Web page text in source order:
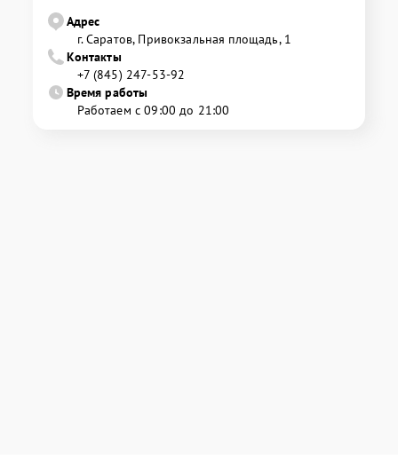
Адрес
г. Саратов, Привокзальная площадь, 1
Контакты
+7 (845) 247-53-92
Время работы
Работаем с 09:00 до 21:00